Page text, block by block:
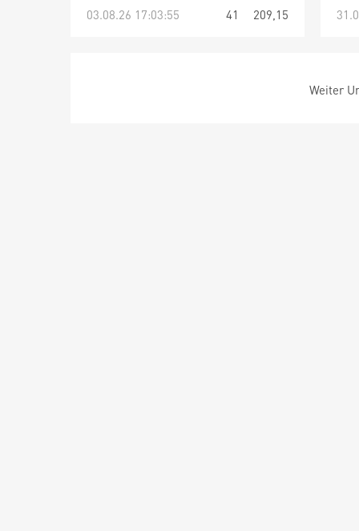
03.08.26 17:03:55
41 209,15
Weiter